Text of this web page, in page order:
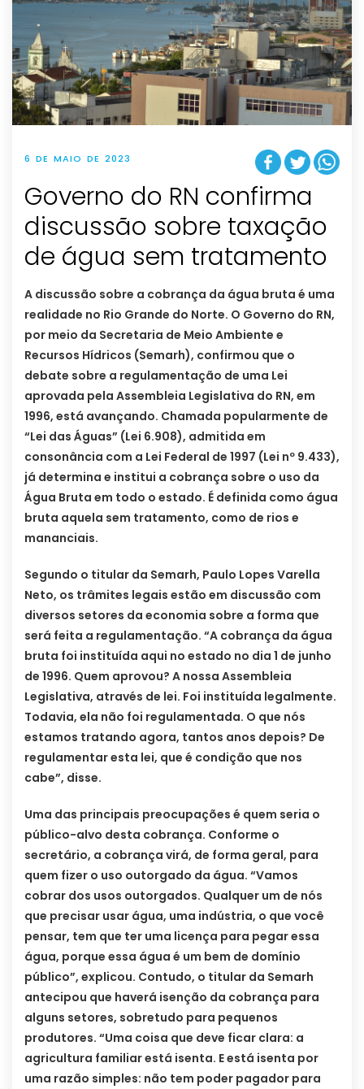
6 DE MAIO DE 2023
Governo do RN confirma
discussão sobre taxação
de água sem tratamento
A discussão sobre a cobrança da água bruta é uma
realidade no Rio Grande do Norte. O Governo do RN,
por meio da Secretaria de Meio Ambiente e
Recursos Hídricos (Semarh), confirmou que o
debate sobre a regulamentação de uma Lei
aprovada pela Assembleia Legislativa do RN, em
1996, está avançando. Chamada popularmente de
“Lei das Águas” (Lei 6.908), admitida em
consonância com a Lei Federal de 1997 (Lei nº 9.433),
já determina e institui a cobrança sobre o uso da
Água Bruta em todo o estado. É definida como água
bruta aquela sem tratamento, como de rios e
mananciais.
Segundo o titular da Semarh, Paulo Lopes Varella
Neto, os trâmites legais estão em discussão com
diversos setores da economia sobre a forma que
será feita a regulamentação. “A cobrança da água
bruta foi instituída aqui no estado no dia 1 de junho
de 1996. Quem aprovou? A nossa Assembleia
Legislativa, através de lei. Foi instituída legalmente.
Todavia, ela não foi regulamentada. O que nós
estamos tratando agora, tantos anos depois? De
regulamentar esta lei, que é condição que nos
cabe”, disse.
Uma das principais preocupações é quem seria o
público-alvo desta cobrança. Conforme o
secretário, a cobrança virá, de forma geral, para
quem fizer o uso outorgado da água. “Vamos
cobrar dos usos outorgados. Qualquer um de nós
que precisar usar água, uma indústria, o que você
pensar, tem que ter uma licença para pegar essa
água, porque essa água é um bem de domínio
público”, explicou. Contudo, o titular da Semarh
antecipou que haverá isenção da cobrança para
alguns setores, sobretudo para pequenos
produtores. “Uma coisa que deve ficar clara: a
agricultura familiar está isenta. E está isenta por
uma razão simples: não tem poder pagador para